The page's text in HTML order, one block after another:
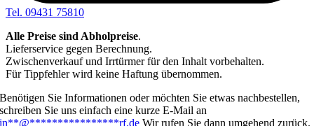
Tel. 09431 75810
Alle Preise sind Abholpreise.
Lieferservice gegen Berechnung.
Zwischenverkauf und Irrtürmer für den Inhalt vorbehalten.
Für Tippfehler wird keine Haftung übernommen.
Benötigen Sie Informationen oder möchten Sie etwas nachbestellen,
schreiben Sie uns einfach eine kurze E-Mail an
in**@****************rf.de Wir rufen Sie dann umgehend zurück.